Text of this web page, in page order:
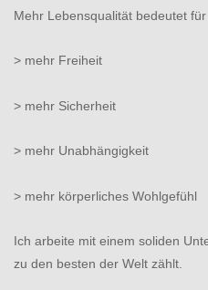
Mehr Lebensqualität bedeutet
> mehr Freiheit
> mehr Sicherheit
> mehr Unabhängigkeit
> mehr körperliches Wohlgefühl
Ich arbeite mit einem soliden
zu den besten der Welt zählt.